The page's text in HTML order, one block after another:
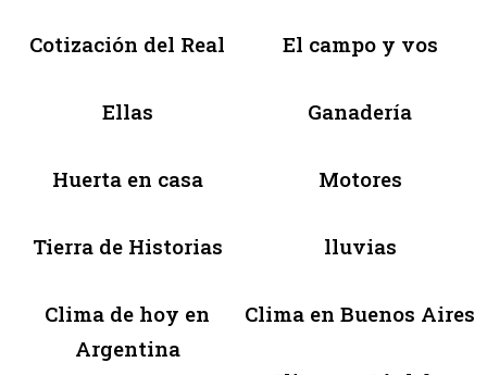
Cotización del Real El campo y vos
Ellas Ganadería
Huerta en casa Motores
Tierra de Historias lluvias
Clima de hoy en
Argentina
Clima en Buenos Aires